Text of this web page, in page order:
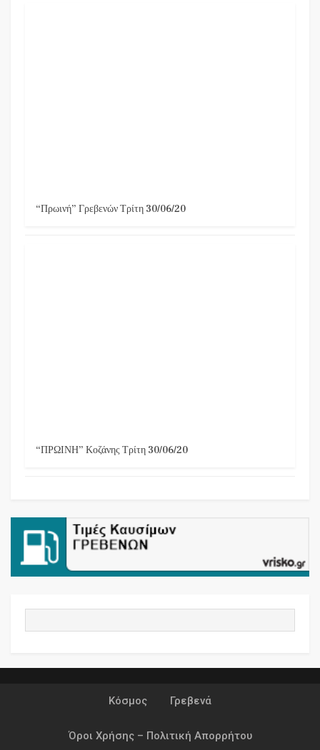
“Πρωινή” Γρεβενών Τρίτη 30/06/20
“ΠΡΩΙΝΗ” Κοζάνης Τρίτη 30/06/20
Κόσμος Γρεβενά
Όροι Χρήσης – Πολιτική Απορρήτου